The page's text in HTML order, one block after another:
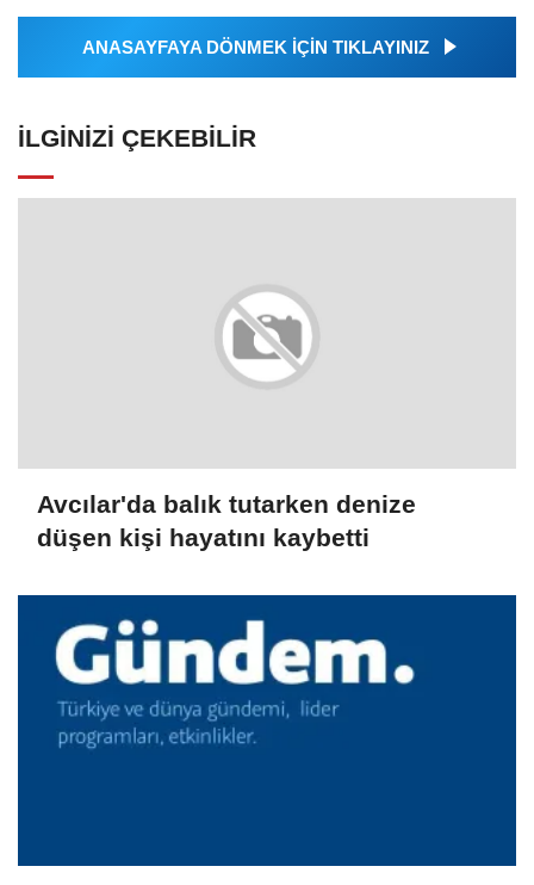
ANASAYFAYA DÖNMEK İÇİN TIKLAYINIZ
İLGINIZI ÇEKEBILIR
Avcılar'da balık tutarken denize
düşen kişi hayatını kaybetti